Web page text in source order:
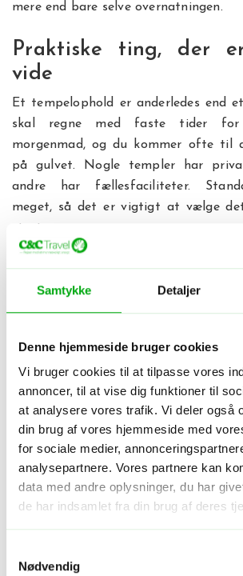
Samtykke Detaljer
Denne hjemmeside bruger cookies
Vi bruger cookies til at tilpasse vores
annoncer, til at vise dig funktioner til
at analysere vores trafik. Vi deler også
din brug af vores hjemmeside med
for sociale medier,
analysepartnere. Vores partnere kan
data med andre oplysninger, du har
de har indsamlet fra din brug af deres
Nødvendig
mere end bare selve overnatningen.
Praktiske ting, der
vide
Et tempelophold er anderledes end
skal regne med faste tider for
morgenmad, og du kommer ofte til
på gulvet. Nogle templer har
andre har fællesfaciliteter.
meget, så det er vigtigt at vælge
start.
meldes tydeligt på forhånd.
Tag gode sko med. Stierne i Okunoin
nemme for de fleste, men du går på
skovstier. Om vinteren og efter
end i byerne, så en ekstra trøje eller
idé.
Du skal også være forberedt på, at
aftenliv. Til gengæld er det netop om